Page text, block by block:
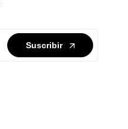
Suscribir